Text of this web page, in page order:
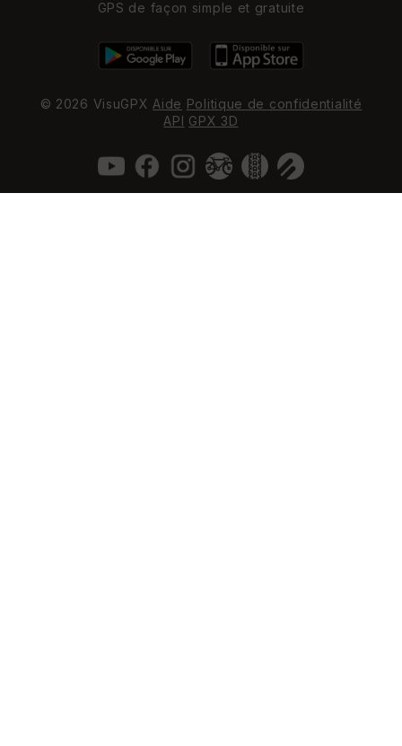
GPS de façon simple et gratuite
© 2026 VisuGPX Aide Politique de confidentialité
API GPX 3D